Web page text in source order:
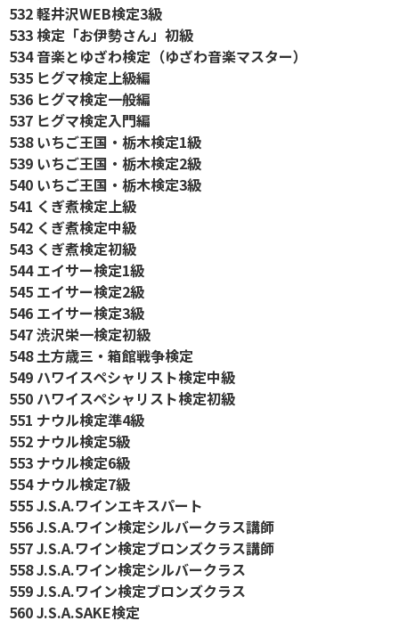
532 軽井沢WEB検定3級
533 検定「お伊勢さん」初級
534 音楽とゆざわ検定（ゆざわ音楽マスター）
535 ヒグマ検定上級編
536 ヒグマ検定一般編
537 ヒグマ検定入門編
538 いちご王国・栃木検定1級
539 いちご王国・栃木検定2級
540 いちご王国・栃木検定3級
541 くぎ煮検定上級
542 くぎ煮検定中級
543 くぎ煮検定初級
544 エイサー検定1級
545 エイサー検定2級
546 エイサー検定3級
547 渋沢栄一検定初級
548 土方歳三・箱館戦争検定
549 ハワイスペシャリスト検定中級
550 ハワイスペシャリスト検定初級
551 ナウル検定準4級
552 ナウル検定5級
553 ナウル検定6級
554 ナウル検定7級
555 J.S.A.ワインエキスパート
556 J.S.A.ワイン検定シルバークラス講師
557 J.S.A.ワイン検定ブロンズクラス講師
558 J.S.A.ワイン検定シルバークラス
559 J.S.A.ワイン検定ブロンズクラス
560 J.S.A.SAKE検定